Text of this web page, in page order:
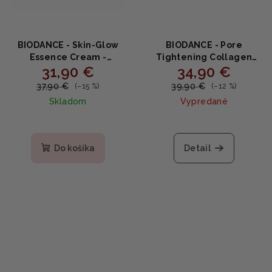
BIODANCE - Skin‑Glow
Essence Cream -
Rozžiarujúci hydratačný
krém s ceramidmi a
niacínamidom 50ml
31,90 €
37,90 € (–15 %)
Skladom
Do košíka
BIODANCE - Pore
Tightening Collagen
Cream - Zpevňujúci krém
na póry s kolagénom
34,90 €
39,90 € (–12 %)
Vypredané
hodnotenie
produktu
Detail